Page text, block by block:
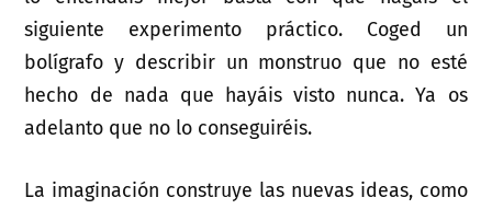
siguiente experimento práctico. Coged un
bolígrafo y describir un monstruo que no esté
hecho de nada que hayáis visto nunca. Ya os
adelanto que no lo conseguiréis.
La imaginación construye las nuevas ideas, como